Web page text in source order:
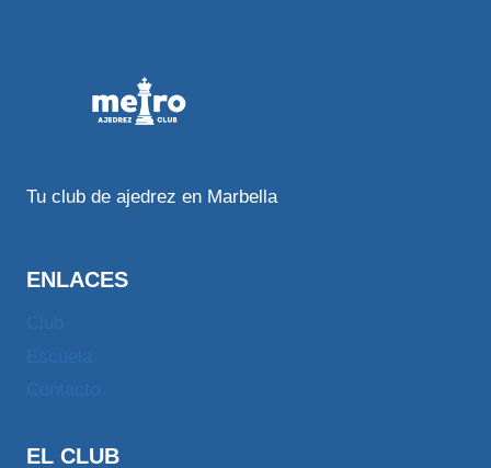
Tu club de ajedrez en Marbella
ENLACES
EL CLUB